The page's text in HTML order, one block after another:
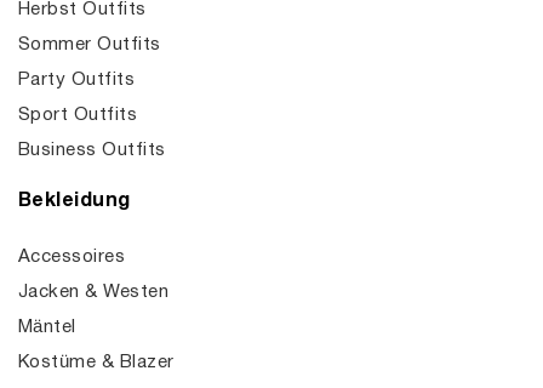
Herbst Outfits
Sommer Outfits
Party Outfits
Sport Outfits
Business Outfits
Bekleidung
Accessoires
Jacken & Westen
Mäntel
Kostüme & Blazer